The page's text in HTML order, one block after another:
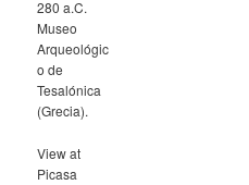
280 a.C.
Museo
Arqueológic
o de
Tesalónica
(Grecia).
View at
Picasa